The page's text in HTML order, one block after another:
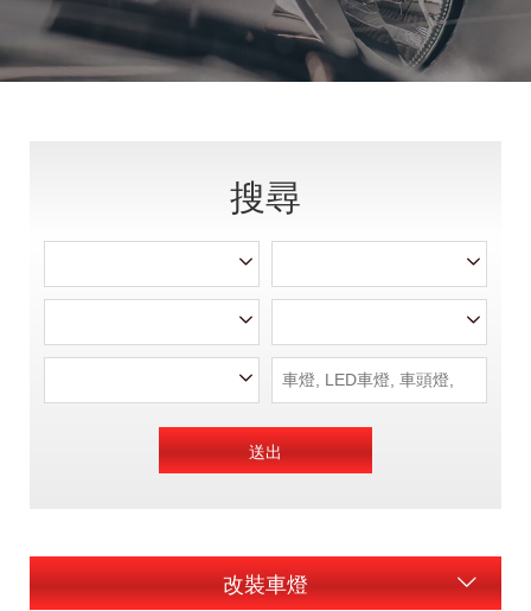
搜尋
送出
改裝車燈